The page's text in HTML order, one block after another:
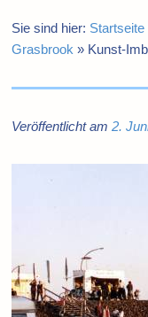
Sie sind hier: Startseite
Grasbrook » Kunst-
Veröffentlicht am2.